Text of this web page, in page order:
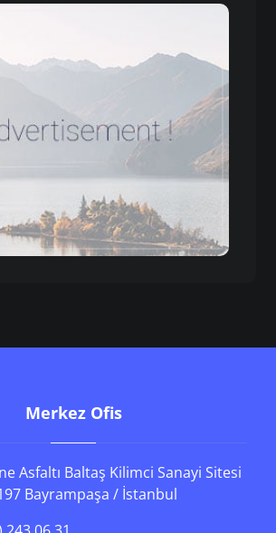
Merkez Ofis
Asfaltı Baltaş Kilimci Sanayi Sitesi
Bayrampaşa / İstanbul